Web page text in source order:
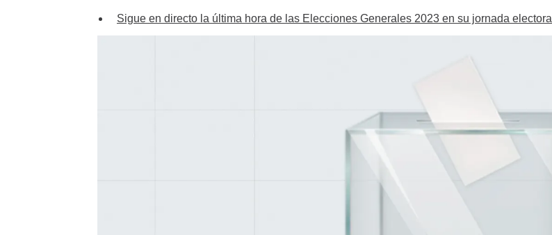
Sigue en directo la última hora de las Elecciones Generales 2023 en su jornada electoral